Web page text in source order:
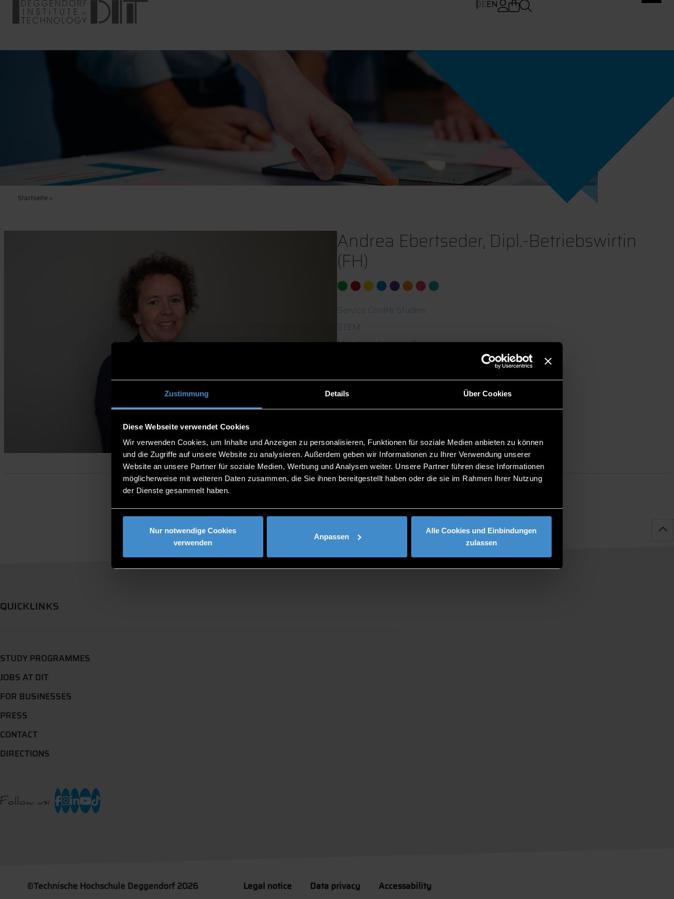
Zustimmung Details Über Cookies
Diese Webseite verwendet Cookies
Wir verwenden Cookies, um Inhalte und Anzeigen zu personalisieren, Funktionen für soziale Medien anbieten zu können
und die Zugriffe auf unsere Website zu analysieren. Außerdem geben wir Informationen zu Ihrer Verwendung unserer
Website an unsere Partner für soziale Medien, Werbung und Analysen weiter. Unsere Partner führen diese Informationen
möglicherweise mit weiteren Daten zusammen, die Sie ihnen bereitgestellt haben oder die sie im Rahmen Ihrer Nutzung
der Dienste gesammelt haben.
Nur notwendige Cookies
verwenden
Anpassen
Alle Cookies und Einbindungen
zulassen
DEEN
Startseite>
Andrea Ebertseder, Dipl.-Betriebswirtin
(FH)
Service Centre Studies
STEM
Member of the staff team
QUICKLINKS
STUDY PROGRAMMES
JOBS AT DIT
FOR BUSINESSES
PRESS
CONTACT
DIRECTIONS
Follow us:
©Technische Hochschule Deggendorf 2026 Legal notice Data privacy Accessability